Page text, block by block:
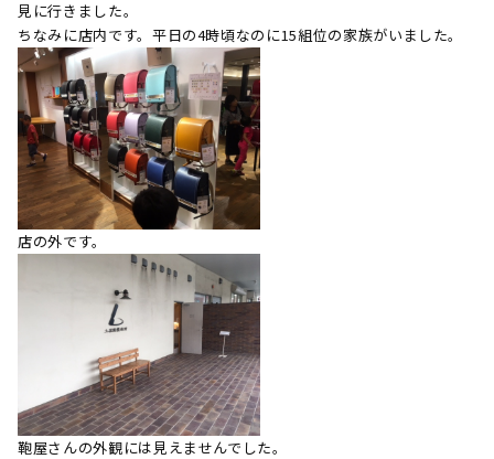
見に行きました。
ちなみに店内です。平日の4時頃なのに15組位の家族がいました。
店の外です。
鞄屋さんの外観には見えませんでした。